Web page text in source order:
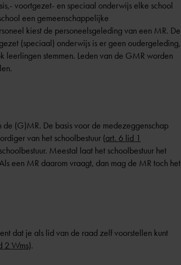
voortgezet- en speciaal onderwijs elke school
een gemeenschappelijke
kiest de personeelsgeleding van een MR. De
(speciaal) onderwijs is er geen oudergeleding,
stemmen. Leden van de GMR worden
(G)MR. De basis voor de medezeggenschap
van het schoolbestuur (art. 6 lid 1
Meestal laat het schoolbestuur het
een MR daarom vraagt, dan mag de MR toch het
dat je als lid van de raad zelf voorstellen kunt
2 Wms).